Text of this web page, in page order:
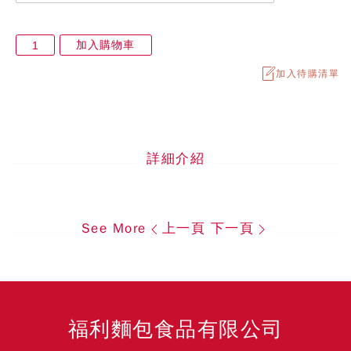
加入購物車
加入待購清單
詳細介紹
See More 上一頁 下一頁
福利麵包食品有限公司